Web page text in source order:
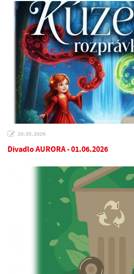
20.05.2026
Divadlo AURORA - 01.06.2026